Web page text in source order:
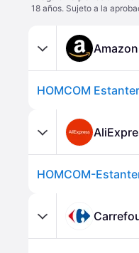
18 años. Sujeto a la
Amazon